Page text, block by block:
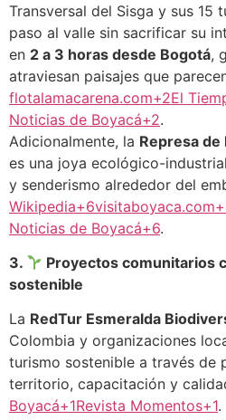
Transversal del Sisga y sus 15
paso al valle sin sacrificar su
en 2 a 3 horas desde Bogotá,
atraviesan paisajes que
flotalamacarena.com+2El
Noticias de Boyacá+2.
Adicionalmente, la Represa de
es una joya ecológico-
y senderismo alrededor del
Noticias de Boyacá+6.
3.
Proyectos comunitarios
sostenible
La RedTur Esmeralda
Colombia y organizaciones
turismo sostenible a través de
territorio, capacitación y
Boyacá+1Revista Momentos+1.